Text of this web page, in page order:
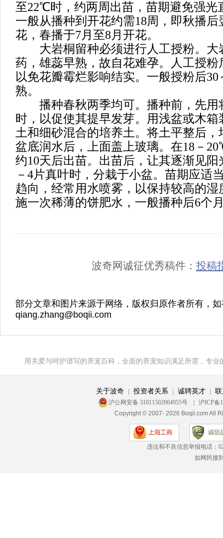
至22℃时，约两周出苗，苗期避免强光
一般从播种到开花约需18周，即秋播后
花，春播于7月至8月开花。
大岩桐留种必须进行人工授粉。大
药，雄蕊早熟，故自花难孕。人工授粉
以免花瓣霉烂影响结实。一般授粉后30
熟。
播种春秋两季均可。播种前，先用
时，以促使其提早发芽。用浅盆或木
土和细砂混合的培养土。将土平整后
盆底润水后，上面盖上玻璃。在18－
约10天后出苗。出苗后，让其逐渐见阳
－4片真叶时，分栽于小盆。苗期应适
趋向，经常用水喷雾，以保持较高的湿
施一次稀薄的饼肥水，一般播种后6个
波奇网诚征优秀稿件： 投稿
部分文章和图片来源于网络，版权归原作者所有，
qiang.zhang@boqii.com
用关爱与呵护谱写的养宠百科，全面的养宠知识满足所需，专
关于波奇 投资者关系 诚聘英才
沪公网安备 31011502004955号
沪ICP备
Copyright © 2007- 2026 Boqii.com All
违法和不良信息举报电话：
如网民接